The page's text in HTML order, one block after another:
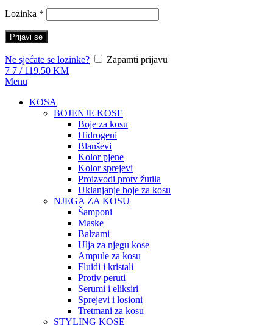
Lozinka *
Prijavi se
Ne sjećate se lozinke?
Zapamti prijavu
7 7 / 119.50 KM
Menu
KOSA
BOJENJE KOSE
Boje za kosu
Hidrogeni
Blanševi
Kolor pjene
Kolor sprejevi
Proizvodi protv žutila
Uklanjanje boje za kosu
NJEGA ZA KOSU
Šamponi
Maske
Balzami
Ulja za njegu kose
Ampule za kosu
Fluidi i kristali
Protiv peruti
Serumi i eliksiri
Sprejevi i losioni
Tretmani za kosu
STYLING KOSE